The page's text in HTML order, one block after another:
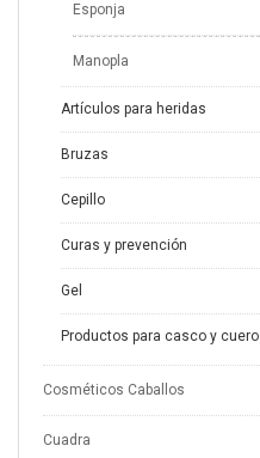
Esponja
Manopla
Artículos para heridas
Bruzas
Cepillo
Curas y prevención
Gel
Productos para casco y cuero
Cosméticos Caballos
Cuadra